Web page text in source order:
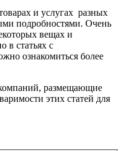
и услугах разных
подробностями. Очень
вещах и
в статьях с
ознакомиться более
размещающие
этих статей для